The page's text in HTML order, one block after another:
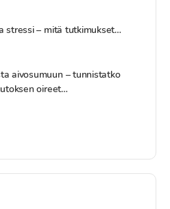
stressi – mitä tutkimukset…
aivosumuun – tunnistatko
oireet…